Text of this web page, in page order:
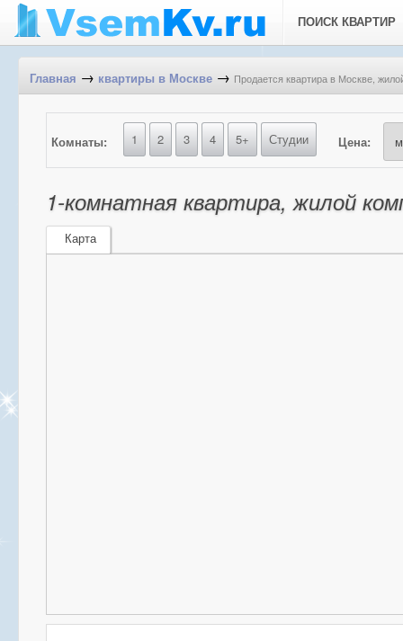
ПОИСК КВАРТИР
Главная → квартиры в Москве → Продается квартира в Москве,
Комнаты: 1 2 3 4 5+ Студии Цена:
1-комнатная квартира, жилой
Карта